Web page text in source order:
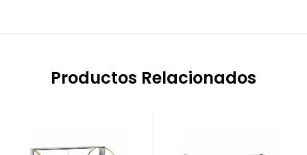
Productos Relacionados